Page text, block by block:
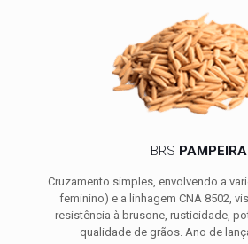
BRS PAMPEIRA
Cruzamento simples, envolvendo a
feminino) e a linhagem CNA 8502,
resistência à brusone, rusticidade,
qualidade de grãos. Ano de